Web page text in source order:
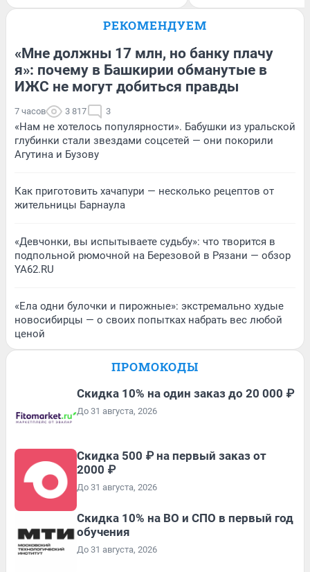
РЕКОМЕНДУЕМ
«Мне должны 17 млн, но банку плачу
я»: почему в Башкирии обманутые в
ИЖС не могут добиться правды
7 часов 3 817 3
«Нам не хотелось популярности». Бабушки из уральской
глубинки стали звездами соцсетей — они покорили
Агутина и Бузову
Как приготовить хачапури — несколько рецептов от
жительницы Барнаула
«Девчонки, вы испытываете судьбу»: что творится в
подпольной рюмочной на Березовой в Рязани — обзор
YA62.RU
«Ела одни булочки и пирожные»: экстремально худые
новосибирцы — о своих попытках набрать вес любой
ценой
ПРОМОКОДЫ
Скидка 10% на один заказ до 20 000 ₽
До 31 августа, 2026
Скидка 500 ₽ на первый заказ от
2000 ₽
До 31 августа, 2026
Скидка 10% на ВО и СПО в первый год
обучения
До 31 августа, 2026